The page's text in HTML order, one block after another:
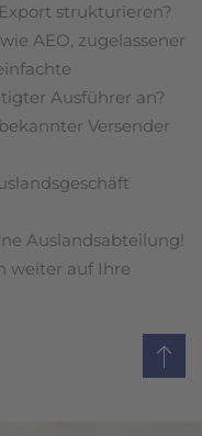
strukturieren?
AEO, zugelassener
Ausführer an?
Versender
Auslandsabteilung!
weiter auf Ihre